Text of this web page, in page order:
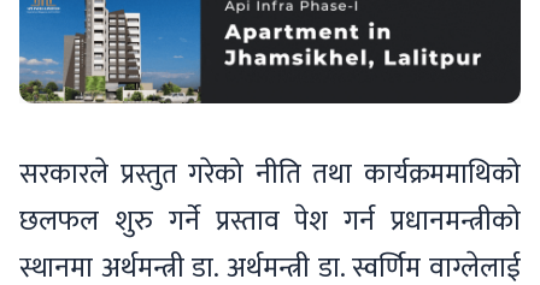
सरकारले प्रस्तुत गरेको नीति तथा कार्यक्रममाथिको
छलफल शुरु गर्ने प्रस्ताव पेश गर्न प्रधानमन्त्रीको
स्थानमा अर्थमन्त्री डा. अर्थमन्त्री डा. स्वर्णिम वाग्लेलाई